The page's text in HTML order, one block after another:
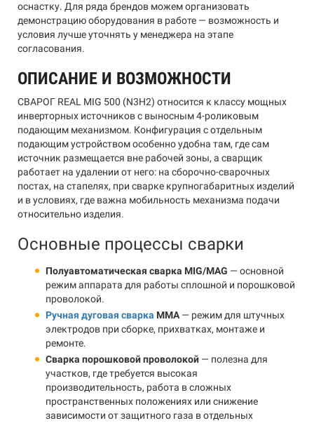
оснастку. Для ряда брендов можем организовать
демонстрацию оборудования в работе — возможность и
условия лучше уточнять у менеджера на этапе
согласования.
ОПИСАНИЕ И ВОЗМОЖНОСТИ
СВАРОГ REAL MIG 500 (N3H2) относится к классу мощных
инверторных источников с выносным 4-роликовым
подающим механизмом. Конфигурация с отдельным
подающим устройством особенно удобна там, где сам
источник размещается вне рабочей зоны, а сварщик
работает на удалении от него: на сборочно-сварочных
постах, на стапелях, при сварке крупногабаритных изделий
и в условиях, где важна мобильность механизма подачи
относительно изделия.
Основные процессы сварки
Полуавтоматическая сварка MIG/MAG — основной
режим аппарата для работы сплошной и порошковой
проволокой.
Ручная дуговая сварка MMA — режим для штучных
электродов при сборке, прихватках, монтаже и
ремонте.
Сварка порошковой проволокой — полезна для
участков, где требуется высокая
производительность, работа в сложных
пространственных положениях или снижение
зависимости от защитного газа в отдельных